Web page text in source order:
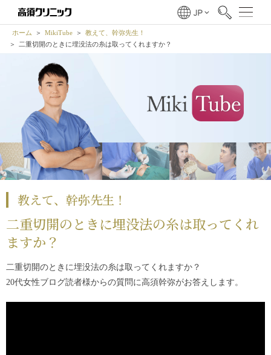
ホーム MikiTube
教えて、幹弥先生！
二重切開のときに埋没法の糸は取ってくれますか？
教えて、幹弥先生！
二重切開のときに埋没法の糸は取ってくれ
ますか？
二重切開のときに埋没法の糸は取ってくれますか？
20代女性ブログ読者様からの質問に高須幹弥がお答えします。